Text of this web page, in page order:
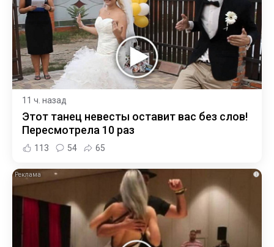
11 ч. назад
Этот танец невесты оставит вас без слов!
Пересмотрела 10 раз
113 54 65
i